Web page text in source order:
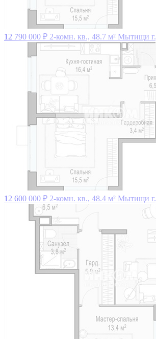
12 790 000 ₽ 2-комн. кв., 48.7 м² Мытищи
12 600 000 ₽ 2-комн. кв., 48.4 м² Мытищи